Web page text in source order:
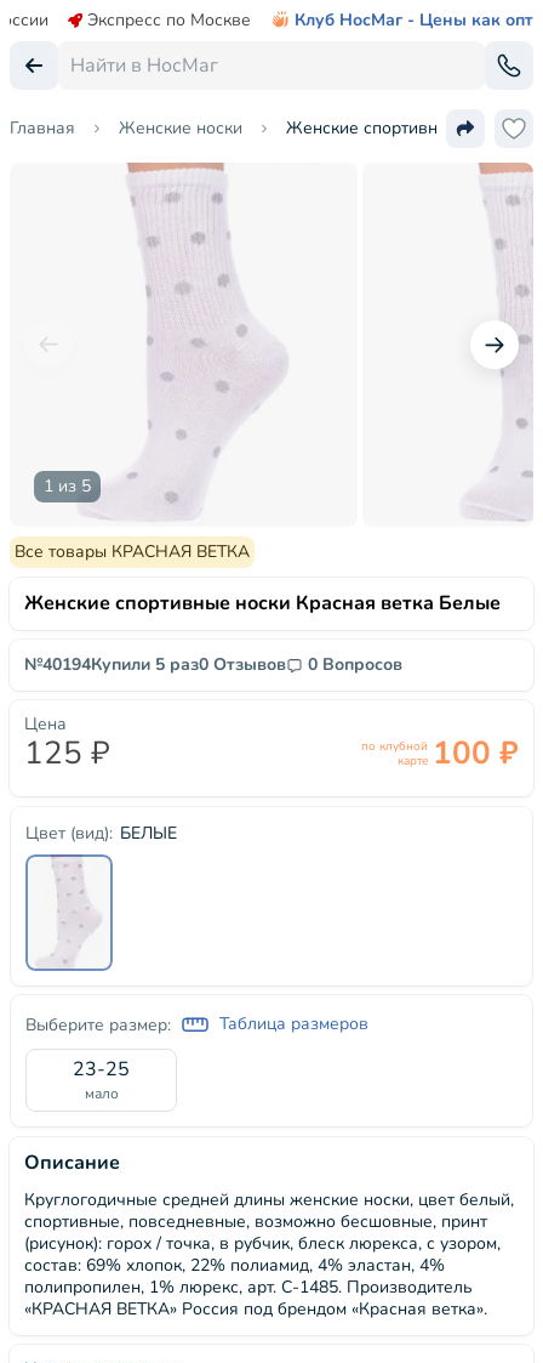
Экспресс по Москве Клуб НосМаг - Цены как опт
Главная Женские носки Женские спортивные носки
1 из 5
Все товары КРАСНАЯ ВЕТКА
Женские спортивные носки Красная ветка Белые
№40194Купили 5 раз0 Отзывов 0 Вопросов
Цвет (вид): БЕЛЫЕ
Выберите размер: Таблица размеров
23-25
мало
Цена
125 ₽
по клубной
карте 100 ₽
Описание
Круглогодичные средней длины женские носки, цвет белый,
спортивные, повседневные, возможно бесшовные, принт
(рисунок): горох / точка, в рубчик, блеск люрекса, с узором,
состав: 69% хлопок, 22% полиамид, 4% эластан, 4%
полипропилен, 1% люрекс, арт. С-1485. Производитель
«КРАСНАЯ ВЕТКА» Россия под брендом «Красная ветка».